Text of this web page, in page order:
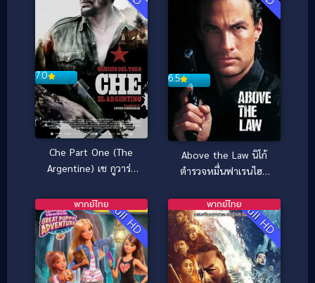
7.0
Che Part One (The
Argentine) เช กูวาร่า
(2008)
6.5
Above the Law นิโก้
ตำรวจหมื่นฟาเรนไฮต์
Full HD
พากย์ไทย Full HD
พากย์ไทย